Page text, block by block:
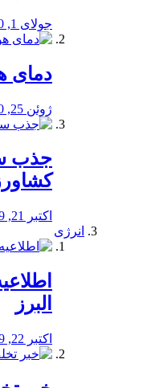
جولای 1, 2020
دمای
ژوئن 25, 2020
جذب
اکتبر 21, 2019
انرژی
البرز
اکتبر 22, 2019